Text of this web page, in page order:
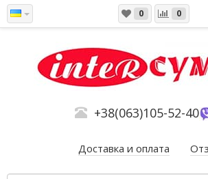
0 0
+38(063)105-52-40
Доставка и оплата